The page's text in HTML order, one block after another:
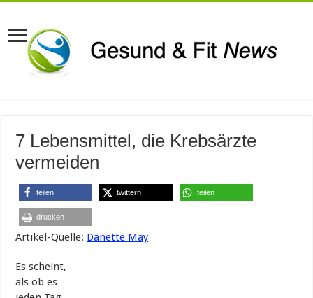
7 Lebensmittel, die Krebsärzte
vermeiden
teilen twittern teilen
drucken
Artikel-Quelle: Danette May
Es scheint,
als ob es